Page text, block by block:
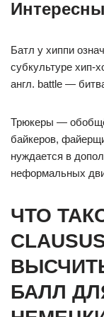
Батл у хиппи
субкультуре хип-
англ. battle —
Трюкеры —
байкеров,
нуждается в
неформальных
ЧТО
БАЛЛ